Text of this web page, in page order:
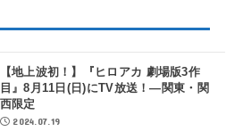
【地上波初！】『ヒロアカ 劇場版3作
目』8月11日(日)にTV放送！―関東・関
西限定
2024.07.19